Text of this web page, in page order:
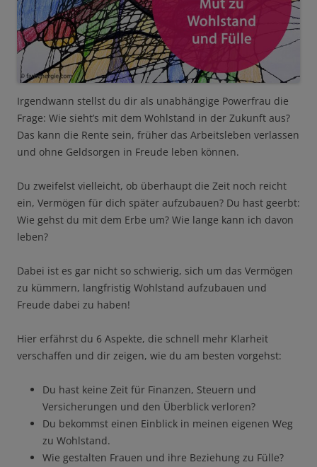
Irgendwann stellst du dir als unabhängige Powerfrau die
Frage: Wie sieht’s mit dem Wohlstand in der Zukunft aus?
Das kann die Rente sein, früher das Arbeitsleben verlassen
und ohne Geldsorgen in Freude leben können.
Du zweifelst vielleicht, ob überhaupt die Zeit noch reicht
ein, Vermögen für dich später aufzubauen? Du hast geerbt:
Wie gehst du mit dem Erbe um? Wie lange kann ich davon
leben?
Dabei ist es gar nicht so schwierig, sich um das Vermögen
zu kümmern, langfristig Wohlstand aufzubauen und
Freude dabei zu haben!
Hier erfährst du 6 Aspekte, die schnell mehr Klarheit
verschaffen und dir zeigen, wie du am besten vorgehst:
Du hast keine Zeit für Finanzen, Steuern und
Versicherungen und den Überblick verloren?
Du bekommst einen Einblick in meinen eigenen Weg
zu Wohlstand.
Wie gestalten Frauen und ihre Beziehung zu Fülle?